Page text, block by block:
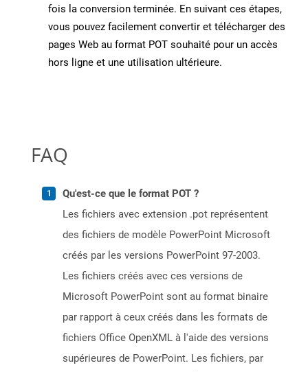
fois la conversion terminée. En suivant ces étapes,
vous pouvez facilement convertir et télécharger des
pages Web au format POT souhaité pour un accès
hors ligne et une utilisation ultérieure.
FAQ
Qu'est-ce que le format POT ?
Les fichiers avec extension .pot représentent
des fichiers de modèle PowerPoint Microsoft
créés par les versions PowerPoint 97-2003.
Les fichiers créés avec ces versions de
Microsoft PowerPoint sont au format binaire
par rapport à ceux créés dans les formats de
fichiers Office OpenXML à l'aide des versions
supérieures de PowerPoint. Les fichiers, par